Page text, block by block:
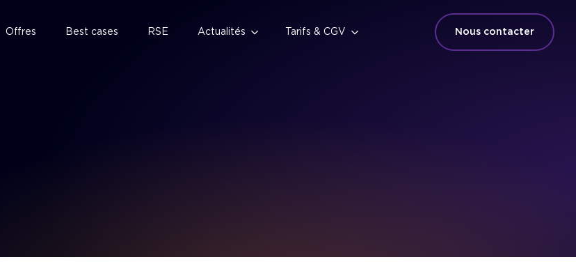
Offres Best cases RSE Actualités Tarifs & CGV Nous contacter